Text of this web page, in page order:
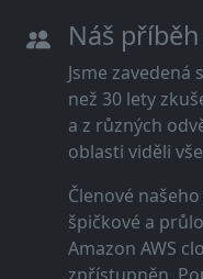
Náš příběh
Jsme
než 30 lety
a z různých
oblasti viděli
Členové
špičkové a
Amazon AWS